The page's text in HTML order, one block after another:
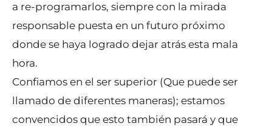
a re-programarlos, siempre con la mirada
responsable puesta en un futuro próximo
donde se haya logrado dejar atrás esta mala
hora.
Confiamos en el ser superior (Que puede ser
llamado de diferentes maneras); estamos
convencidos que esto también pasará y que